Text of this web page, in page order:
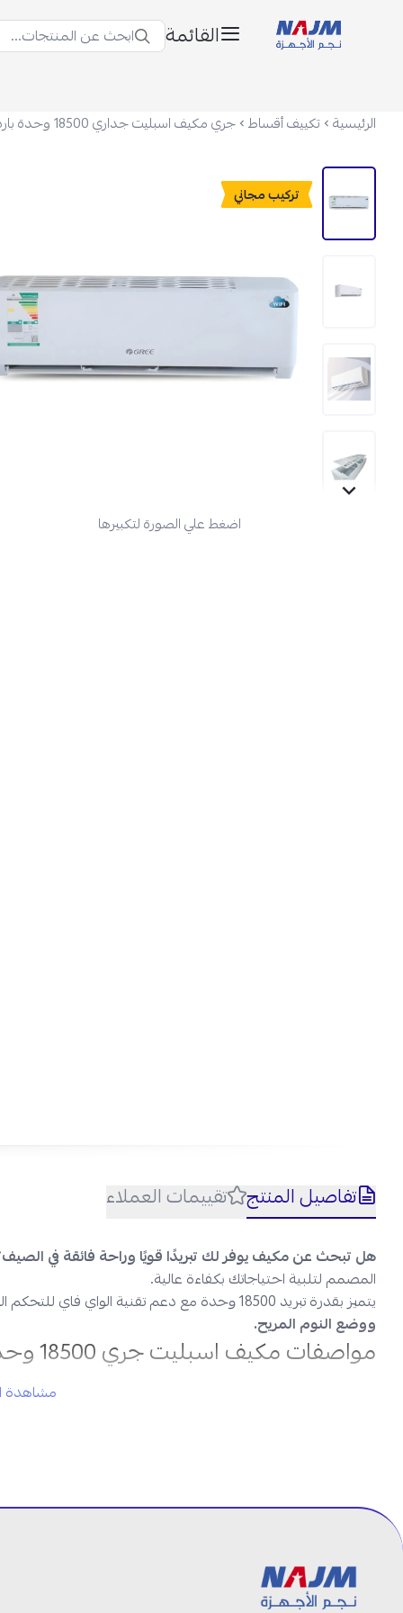
القائمة ابحث عن المنتجات...
الرئيسية تكييف أقساط
تركيب مجاني
اضغط علي الصورة لتكبيرها
تفاصيل المنتج تقييمات العملاء
هل تبحث عن مكيف يوفر لك تبريدًا قويًا وراحة فائقة في
المصمم لتلبية احتياجاتك بكفاءة عالية.
يتميز بقدرة تبريد 18500 وحدة مع دعم تقنية الواي فاي للتحكم السهل عن بعد،
ووضع النوم المريح.
مواصفات مكيف اسبليت جري 18500 وحدة بارد في السعودية:
اللون:أبيض
نوع غاز التبريد:
البلد المصنع:
مشاهدة